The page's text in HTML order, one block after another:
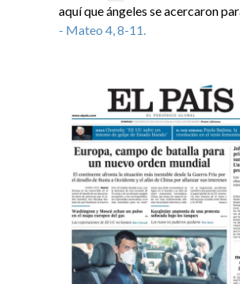
aquí que ángeles se acercaron
- Mateo 4, 8-11.